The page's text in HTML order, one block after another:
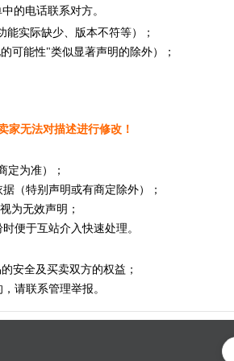
的电话联系对方。
实际缺少、版本不符等）；
可能性"类似显著声明的除外）；
家无法对描述进行修改！
定为准）；
（特别声明或有商定除外）；
为无效声明；
便于互站介入快速处理。
安全及买卖双方的权益；
请联系管理举报。